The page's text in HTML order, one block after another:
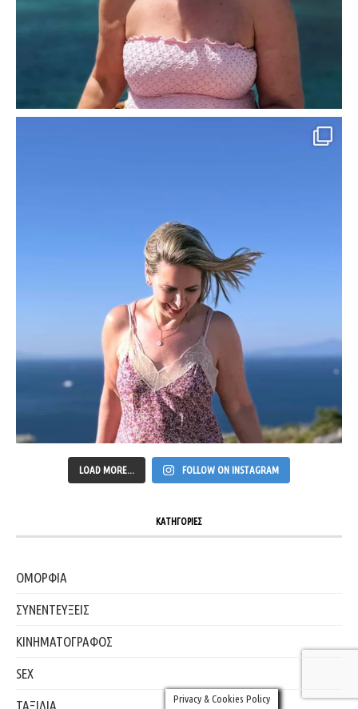
LOAD MORE... FOLLOW ON INSTAGRAM
ΚΑΤΗΓΟΡΙΕΣ
ΟΜΟΡΦΙΑ
ΣΥΝΕΝΤΕΥΞΕΙΣ
ΚΙΝΗΜΑΤΟΓΡΑΦΟΣ
SEX
ΤΑΞΙΔΙΑ Privacy & Cookies Policy